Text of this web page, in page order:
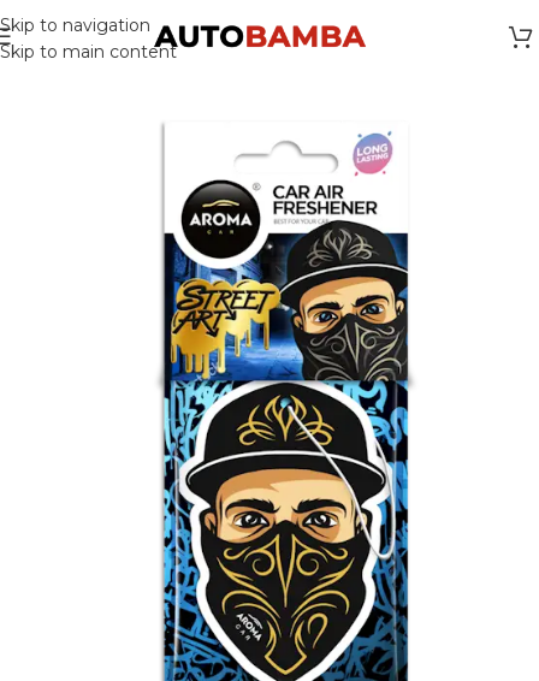
Skip to navigation
Skip to main content